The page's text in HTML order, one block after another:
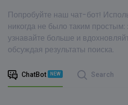
Попробуйте наш чат-бот!
никогда не было таким
узнавайте больше и
обсуждая результаты поиска.
ChatBot NEW Search